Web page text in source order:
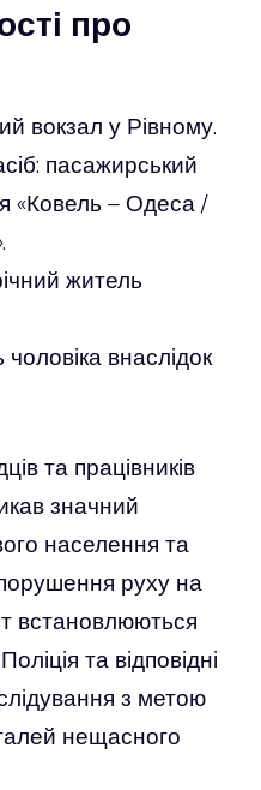
про
вокзал у Рівному.
пасажирський
«Ковель – Одеса /
житель
внаслідок
та працівників
значний
населення та
руху на
встановлюються
та відповідні
з метою
нещасного